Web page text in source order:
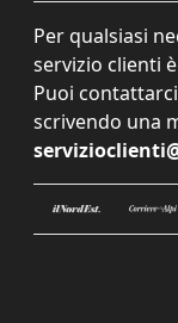
Per qualsiasi
servizio clienti
Puoi
scrivendo una